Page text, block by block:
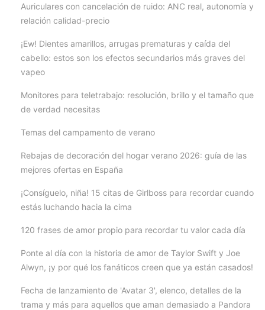
Auriculares con cancelación de ruido: ANC real, autonomía y
relación calidad-precio
¡Ew! Dientes amarillos, arrugas prematuras y caída del
cabello: estos son los efectos secundarios más graves del
vapeo
Monitores para teletrabajo: resolución, brillo y el tamaño que
de verdad necesitas
Temas del campamento de verano
Rebajas de decoración del hogar verano 2026: guía de las
mejores ofertas en España
¡Consíguelo, niña! 15 citas de Girlboss para recordar cuando
estás luchando hacia la cima
120 frases de amor propio para recordar tu valor cada día
Ponte al día con la historia de amor de Taylor Swift y Joe
Alwyn, ¡y por qué los fanáticos creen que ya están casados!
Fecha de lanzamiento de 'Avatar 3', elenco, detalles de la
trama y más para aquellos que aman demasiado a Pandora